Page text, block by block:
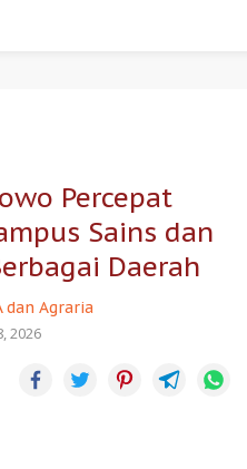
Percepat
Sains dan
Daerah
dan Agraria
2026